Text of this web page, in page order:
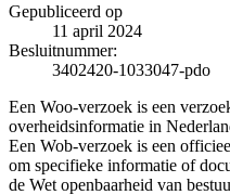
Gepubliceerd op
11 april 2024
Besluitnummer:
3402420-1033047-pdo
Een Woo-verzoek is een
overheidsinformatie in
Een Wob-verzoek is een
om specifieke informatie of
de Wet openbaarheid van